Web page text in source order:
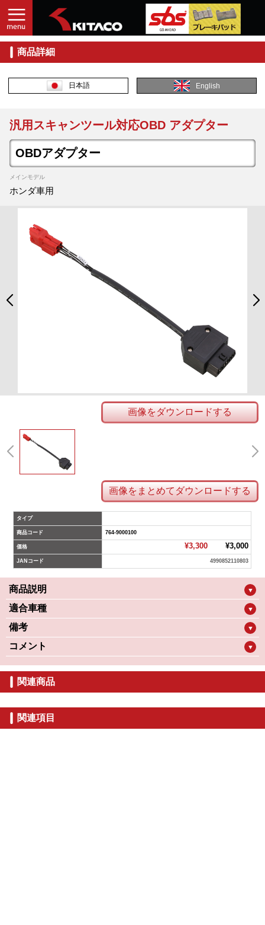
商品詳細
日本語 English
汎用スキャンツール対応OBD アダプター
OBDアダプター
メインモデル
ホンダ車用
画像をダウンロードする
画像をまとめてダウンロードする
タイプ
商品コード 764-9000100
価格 ¥3,300¥3,000
JANコード 4990852110803
商品説明 ▼
適合車種 ▼
備考 ▼
コメント ▼
関連商品
関連項目